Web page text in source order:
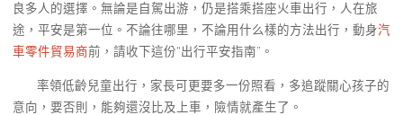
良多人的選擇。無論是自駕出游，仍是搭乘搭座火車出行，人在旅
途，平安是第一位。不論往哪里，不論用什么樣的方法出行，動身汽
車零件貿易商前，請收下這份“出行平安指南”。
率領低齡兒童出行，家長可更要多一份照看，多追蹤關心孩子的
意向，要否則，能夠還沒比及上車，險情就產生了。